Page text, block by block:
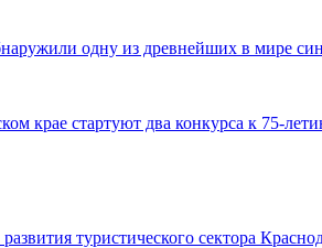
одну из древнейших в мире
крае стартуют два конкурса к 75-
туристического сектора